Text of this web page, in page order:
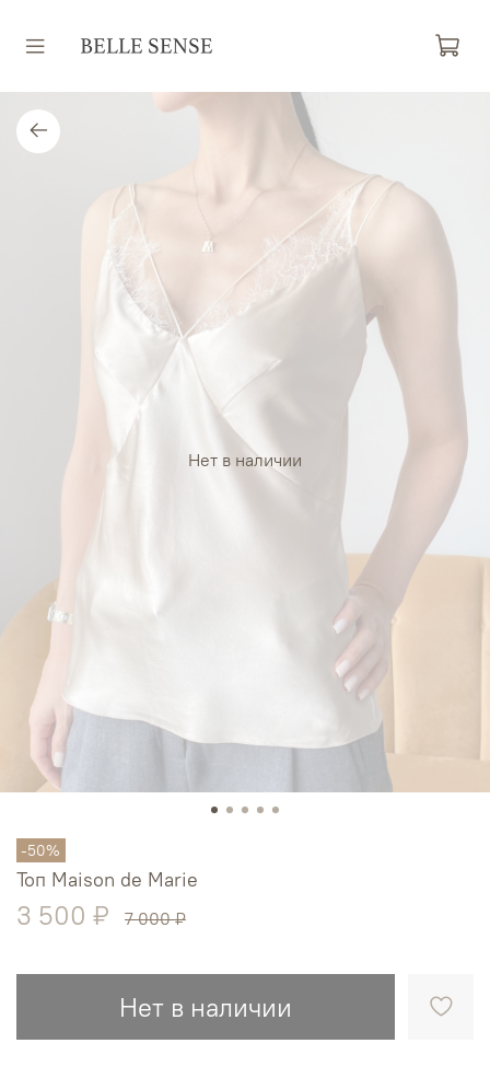
Нет в наличии
-50%
Топ Maison de Marie
3 500 ₽ 7 000 ₽
Нет в наличии